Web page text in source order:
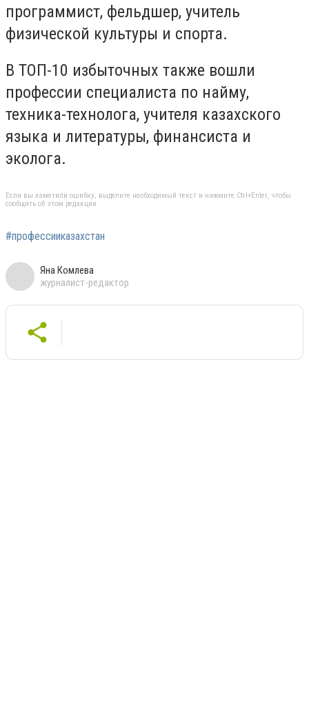
программист, фельдшер, учитель
физической культуры и спорта.
В ТОП-10 избыточных также вошли
профессии специалиста по найму,
техника-технолога, учителя казахского
языка и литературы, финансиста и
эколога.
Если вы заметили ошибку, выделите необходимый текст и нажмите Ctrl+Enter, чтобы
сообщить об этом редакции
#профессииказахстан
Яна Комлева
журналист-редактор